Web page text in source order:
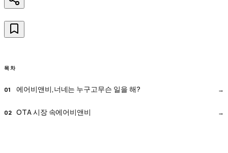
목차
에어비앤비,너네는 누구고무슨 일을 해?
OTA 시장 속에어비앤비